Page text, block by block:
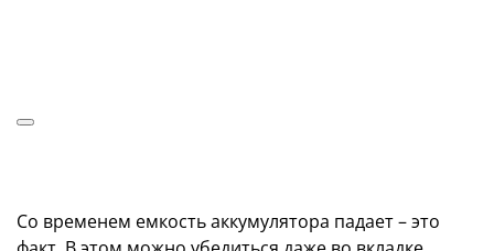
Со временем емкость аккумулятора падает – это